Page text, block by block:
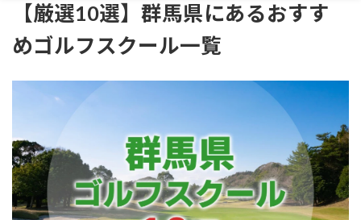
【厳選10選】群馬県にあるおすす
めゴルフスクール一覧